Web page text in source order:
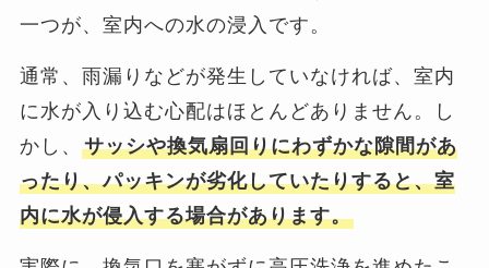
一つが、室内への水の浸入です。
通常、雨漏りなどが発生していなければ、室内
に水が入り込む心配はほとんどありません。し
かし、 サッシや換気扇回りにわずかな隙間があ
ったり、パッキンが劣化していたりすると、室
内に水が侵入する場合があります。